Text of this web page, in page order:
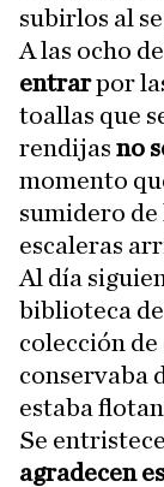
subirlos al
A las ocho
entrarpor
toallas que
rendijas no
momento
sumidero
escaleras
Al día
biblioteca
colección
conservaba
estaba
Se
agradecen